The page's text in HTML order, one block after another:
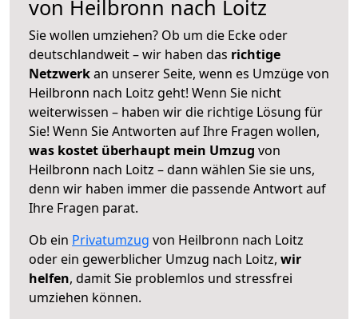
von Heilbronn nach Loitz
Sie wollen umziehen? Ob um die Ecke oder
deutschlandweit – wir haben das richtige
Netzwerkan unserer Seite, wenn es Umzüge von
Heilbronn nach Loitz geht! Wenn Sie nicht
weiterwissen – haben wir die richtige Lösung für
Sie! Wenn Sie Antworten auf Ihre Fragen wollen,
was kostet überhaupt mein Umzug von
Heilbronn nach Loitz – dann wählen Sie sie uns,
denn wir haben immer die passende Antwort auf
Ihre Fragen parat.
Ob ein Privatumzug von Heilbronn nach Loitz
oder ein gewerblicher Umzug nach Loitz, wir
helfen, damit Sie problemlos und stressfrei
umziehen können.